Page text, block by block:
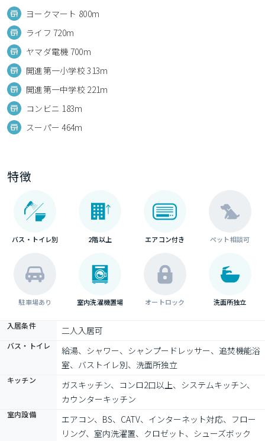
ヨークマート 800m
ライフ 720m
ヤマダ電機 700m
開進第一小学校 313m
開進第一中学校 221m
コンビニ 183m
スーパー 464m
特徴
バス・トイレ別 2階以上 エアコン付き ペット相談可
駐車場あり 室内洗濯機置場 オートロック 洗面所独立
入居条件 二人入居可
バス・トイレ
給湯、シャワー、シャンプードレッサー、追焚機能浴
室、バストイレ別、洗面所独立
キッチン
ガスキッチン、コンロ2口以上、システムキッチン、
カウンターキッチン
室内設備
エアコン、BS、CATV、インターネット対応、フロー
リング、室内洗濯置、クロゼット、シューズボック